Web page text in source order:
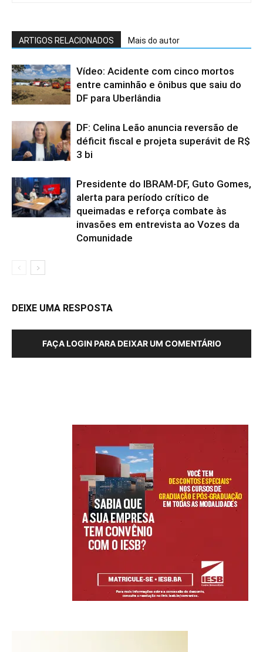
ARTIGOS RELACIONADOS Mais do autor
Vídeo: Acidente com cinco mortos
entre caminhão e ônibus que saiu do
DF para Uberlândia
DF: Celina Leão anuncia reversão de
déficit fiscal e projeta superávit de R$
3 bi
Presidente do IBRAM-DF, Guto Gomes,
alerta para período crítico de
queimadas e reforça combate às
invasões em entrevista ao Vozes da
Comunidade
DEIXE UMA RESPOSTA
FAÇA LOGIN PARA DEIXAR UM COMENTÁRIO